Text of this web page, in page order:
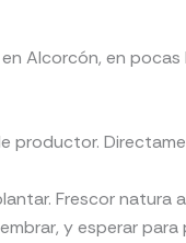
Alcorcón, en
productor.
Frescor natura
y esperar